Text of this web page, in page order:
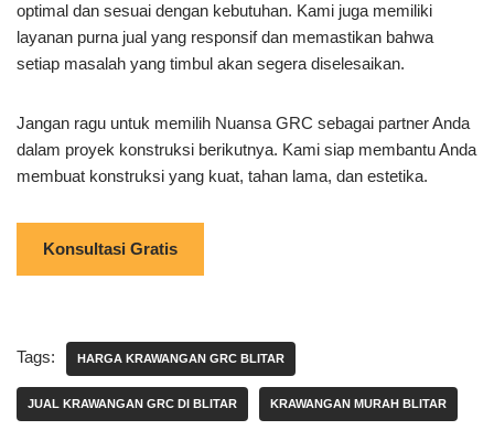
optimal dan sesuai dengan kebutuhan. Kami juga memiliki
layanan purna jual yang responsif dan memastikan bahwa
setiap masalah yang timbul akan segera diselesaikan.
Jangan ragu untuk memilih Nuansa GRC sebagai partner Anda
dalam proyek konstruksi berikutnya. Kami siap membantu Anda
membuat konstruksi yang kuat, tahan lama, dan estetika.
Konsultasi Gratis
Tags: HARGA KRAWANGAN GRC BLITAR
JUAL KRAWANGAN GRC DI BLITAR KRAWANGAN MURAH BLITAR